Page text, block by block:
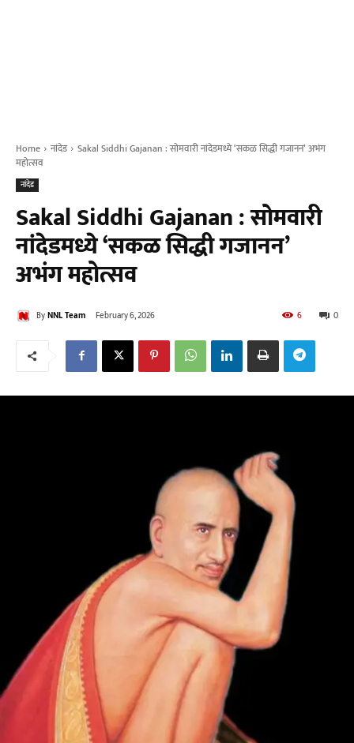
Home नांदेड
Sakal Siddhi Gajanan : सोमवारी नांदेडमध्ये ‘सकळ सिद्धी गजानन’ अभंग
महोत्सव
नांदेड
Sakal Siddhi Gajanan : सोमवारी
नांदेडमध्ये ‘सकळ सिद्धी गजानन’
अभंग महोत्सव
ByNNL Team February 6, 2026 0
6